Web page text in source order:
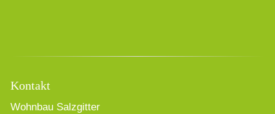
Kontakt
Wohnbau Salzgitter